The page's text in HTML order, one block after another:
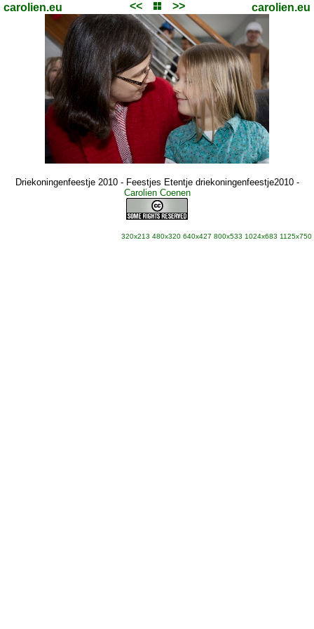
carolien.eu << >> carolien.eu
Driekoningenfeestje 2010 - Feestjes Etentje driekoningenfeestje2010-
Carolien Coenen
320x213 480x320 640x427 800x533 1024x683 1125x750